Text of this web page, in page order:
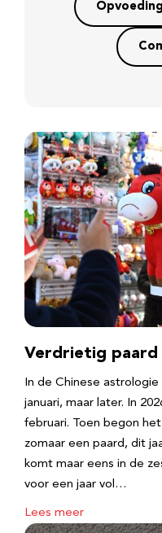
Opvoeding
Verdrietig paard
In de Chinese
januari, maar later. In
februari. Toen begon
zomaar een paard, dit
komt maar eens in de
voor een jaar vol…
Lees meer